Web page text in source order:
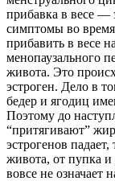
прибавка в весе —
симптомы во
прибавить в весе
менопаузального
живота. Это
эстроген. Дело в
бедер и ягодиц
Поэтому до
“притягивают”
эстрогенов
живота, от пупка и
вовсе не означает